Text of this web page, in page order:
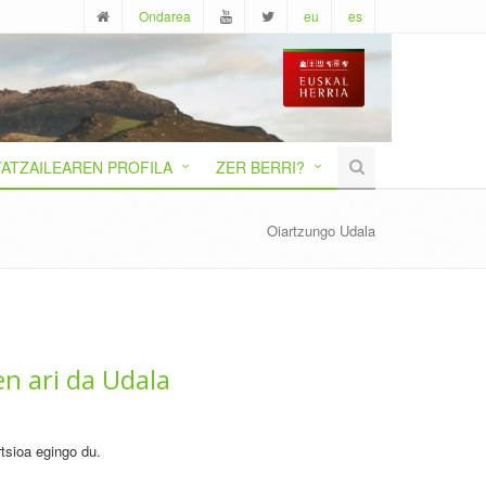
Ondarea eu es
PROFILA ZER BERRI?
Oiartzungo Udala
ari da Udala
egingo du.